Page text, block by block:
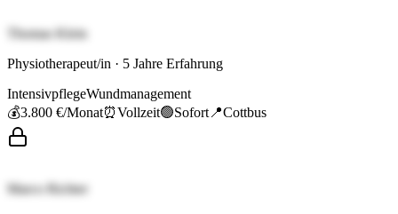
Thomas Klein
Physiotherapeut/in · 5 Jahre Erfahrung
IntensivpflegeWundmanagement
💰3.800 €/Monat⏰Vollzeit🟢Sofort 📍Cottbus
Marco Richter